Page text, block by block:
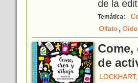
de la
Temática:
Olfato, Oído
de